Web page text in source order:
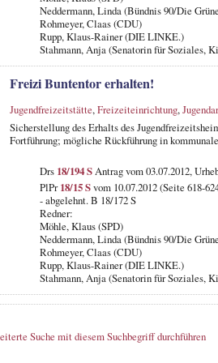
Neddermann, Linda (Bündnis 90/Die
Rohmeyer, Claas (CDU)
Rupp, Klaus-Rainer (DIE LINKE.)
Stahmann, Anja (Senatorin für Soziales,
Freizi Buntentor erhalten!
Jugendfreizeitstätte,Freizeiteinrichtung,
Sicherstellung des Erhalts des
Fortführung; mögliche Rückführung in
Drs 18/194 SAntrag vom 03.07.2012,
PlPr18/15 Svom 10.07.2012 (Seite 618-
- abgelehnt. B 18/172 S
Redner:
Möhle, Klaus (SPD)
Neddermann, Linda (Bündnis 90/Die
Rohmeyer, Claas (CDU)
Rupp, Klaus-Rainer (DIE LINKE.)
Stahmann, Anja (Senatorin für Soziales,
Suche mit diesem Suchbegriff durchführen